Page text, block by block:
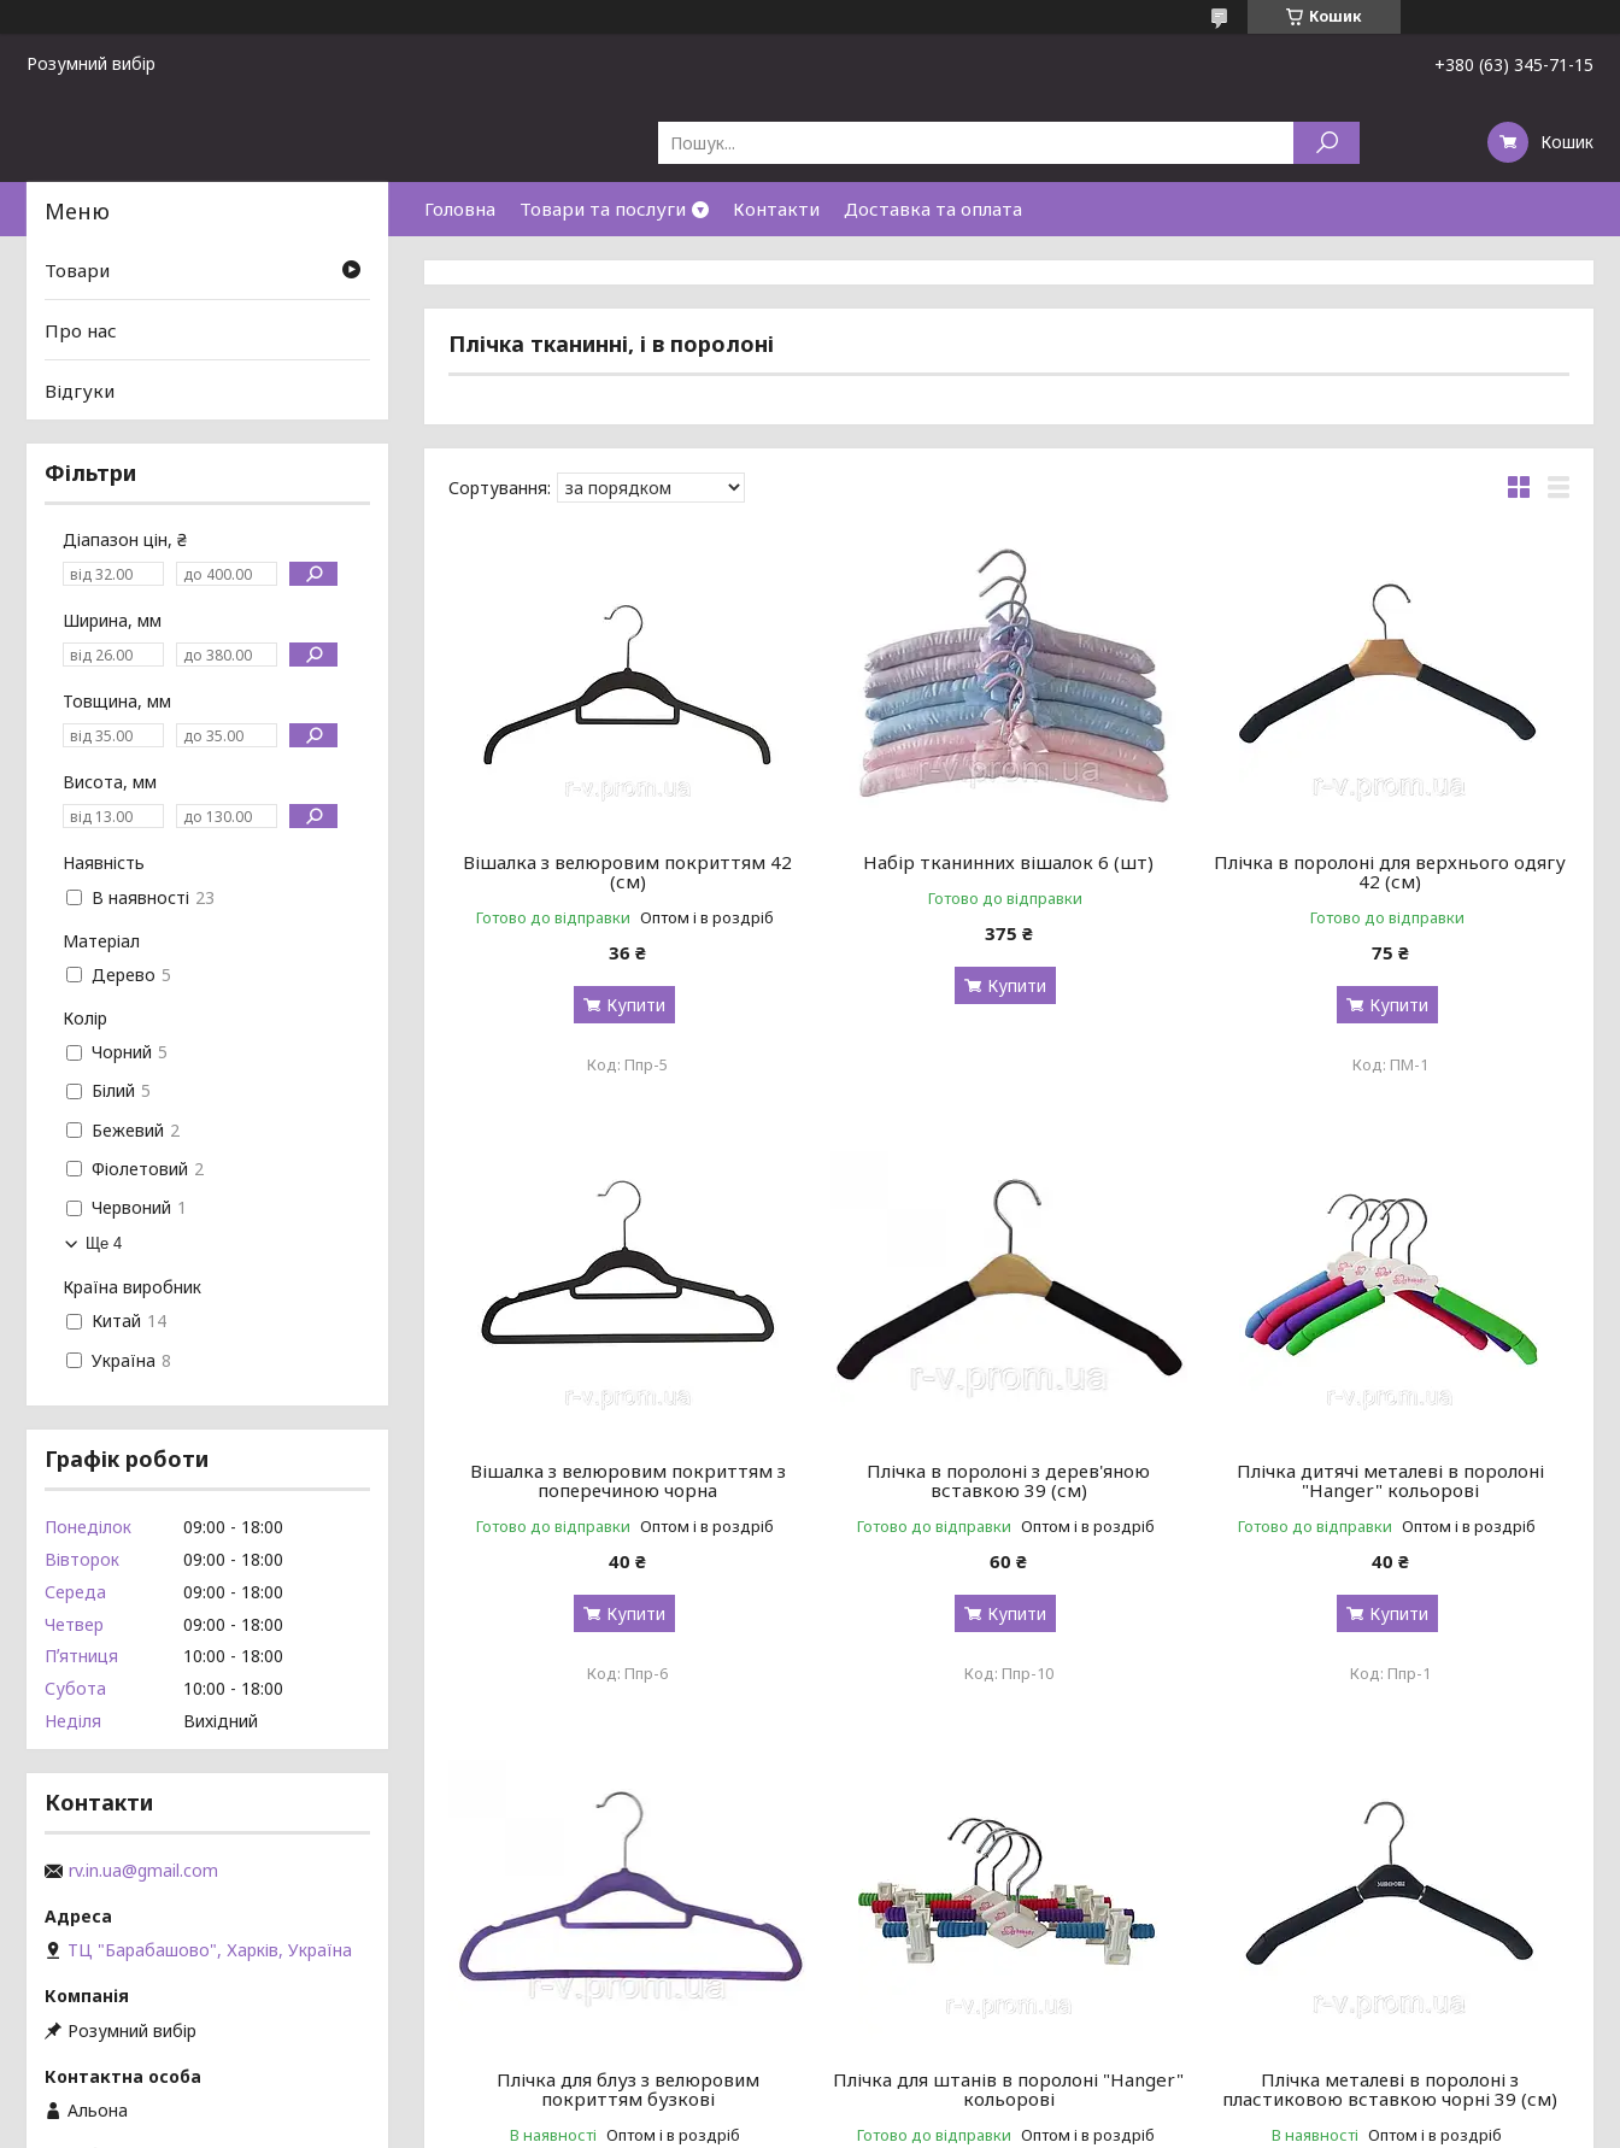
Кошик
Розумний вибір +380 (63) 345-71-15
Кошик
Головна Товари та послуги Контакти Доставка та оплата
Плічка тканинні, і в поролоні
Вішалка з велюровим покриттям 42
(см)
Готово до відправки Оптом і в роздріб
36 ₴
Купити
Ппр-5
Набір тканинних вішалок 6 (шт)
Готово до відправки
375 ₴
Купити
Плічка в поролоні для верхнього одягу
42 (см)
Готово до відправки
75 ₴
Купити
ПМ-1
Вішалка з велюровим покриттям з
поперечиною чорна
Готово до відправки Оптом і в роздріб
40 ₴
Купити
Ппр-6
Плічка в поролоні з дерев'яною
вставкою 39 (см)
Готово до відправки Оптом і в роздріб
60 ₴
Купити
Ппр-10
Плічка дитячі металеві в поролоні
"Hanger" кольорові
Готово до відправки Оптом і в роздріб
40 ₴
Купити
Ппр-1
Плічка для блуз з велюровим
покриттям бузкові
В наявності Оптом і в роздріб
Плічка для штанів в поролоні "Hanger"
кольорові
Готово до відправки Оптом і в роздріб
Плічка металеві в поролоні з
пластиковою вставкою чорні 39 (см)
В наявності Оптом і в роздріб
Товари
Про нас
Відгуки
Фільтри
Діапазон цін, ₴
Ширина, мм
Товщина, мм
Висота, мм
Наявність
В наявності 23
Матеріал
Дерево 5
Колір
Чорний 5
Білий 5
Бежевий 2
Фіолетовий 2
Червоний 1
Ще 4
Країна виробник
Китай 14
Україна 8
Графік роботи
Понеділок 09:00
18:00
Вівторок
09:00
18:00
Середа
09:00
18:00
Четвер
09:00
18:00
Пʼятниця
10:00
18:00
Субота
10:00
18:00
Неділя
Вихідний
Контакти
rv.in.ua@gmail.com
ТЦ "Барабашово", Харків, Україна
Розумний вибір
Альона